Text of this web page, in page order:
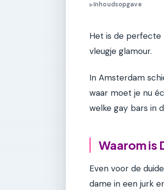
▶Inhoudsopgave
Het is de perfecte
vleugje glamour.
In Amsterdam
waar moet je nu
welke gay bars in
Waarom is
Even voor de
dame in een jurk